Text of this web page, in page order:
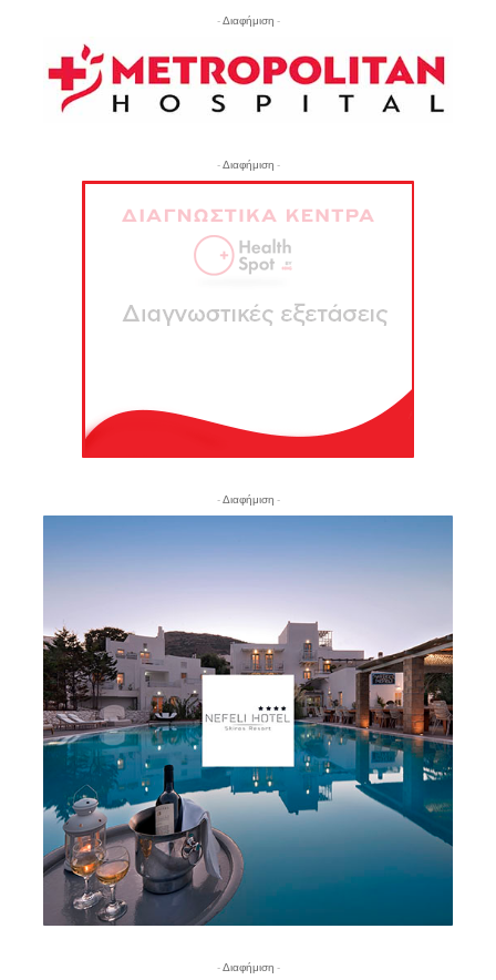
- Διαφήμιση -
- Διαφήμιση -
- Διαφήμιση -
- Διαφήμιση -